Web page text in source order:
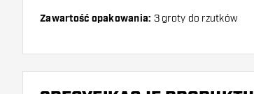
Zawartość opakowania: 3 groty do rzutków